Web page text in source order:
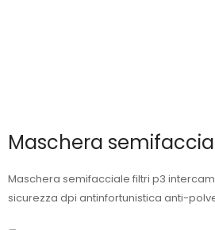
Maschera
Maschera semifacciale filtri p3
sicurezza dpi antinfortunistica anti-